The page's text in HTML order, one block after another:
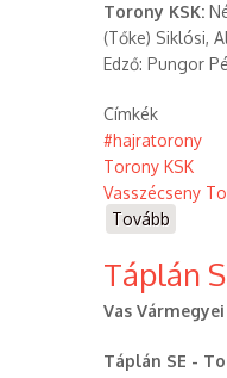
Torony KSK:
(Tőke) Siklósi,
Edző: Pungor
Címkék
#hajratorony
Torony KSK
Vasszécseny
Tovább
-
Torna
Táplán
Vas
Táplán SE -